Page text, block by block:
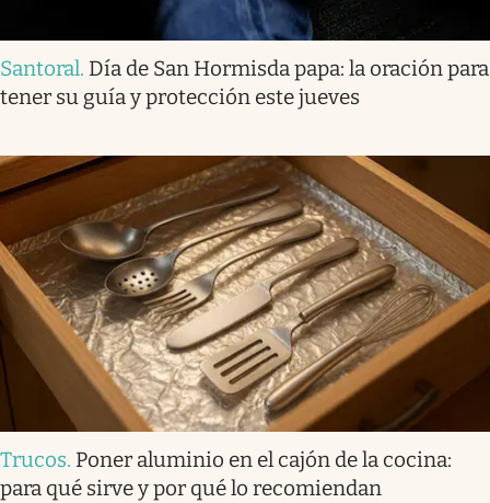
Santoral. Día de San Hormisda papa: la oración para
tener su guía y protección este jueves
Trucos. Poner aluminio en el cajón de la cocina:
para qué sirve y por qué lo recomiendan